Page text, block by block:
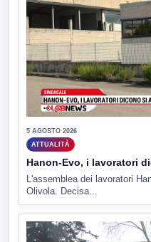
5 AGOSTO 2026
ATTUALITÀ
Hanon-Evo, i lavoratori
L'assemblea dei lavoratori
Olivola. Decisa...